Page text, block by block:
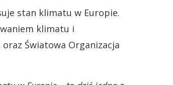
stan klimatu w Europie.
klimatu i
Światowa Organizacja